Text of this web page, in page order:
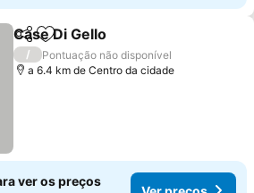
PartilharAdicionar aos favoritos
Case Di Gello
/
Pontuação não disponível
a 6.4 km de Centro da cidade
ver os preços